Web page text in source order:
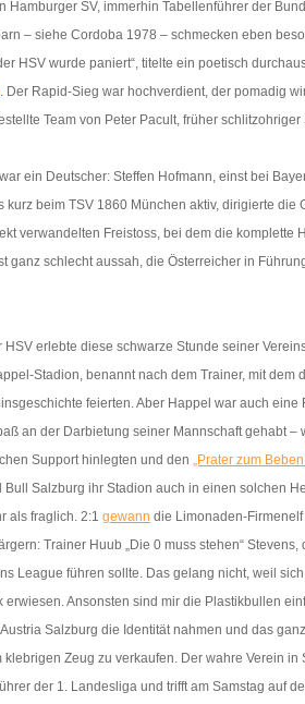
Hamburger SV, immerhin Tabellenführer der
– siehe Cordoba 1978 – schmecken eben
HSV wurde paniert“, titelte ein poetisch
. Der Rapid-Sieg war hochverdient, der pomadig
Team von Peter Pacult, früher
ein Deutscher: Steffen Hofmann, einst bei
kurz beim TSV 1860 München aktiv, dirigierte die
verwandelten Freistoss, bei dem die komplette
ganz schlecht aussah, die Österreicher in
HSV erlebte diese schwarze Stunde seiner
Stadion, benannt nach dem Trainer, mit dem
feierten. Aber Happel war auch eine
an der Darbietung seiner Mannschaft gehabt –
Support hinlegten und den „Prater zum
Bull Salzburg ihr Stadion auch in einen solchen
als fraglich. 2:1 gewann die Limonaden-
Trainer Huub „Die 0 muss stehen“
League führen sollte. Das gelang nicht, weil
erwiesen. Ansonsten sind mir die Plastikbullen
Salzburg die Identität nahmen und das
klebrigen Zeug zu verkaufen. Der wahre Verein in
der 1. Landesliga und trifft am Samstag auf